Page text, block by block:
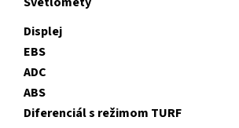
Displej
EBS
ADC
ABS
Diferenciál s režimom TURF